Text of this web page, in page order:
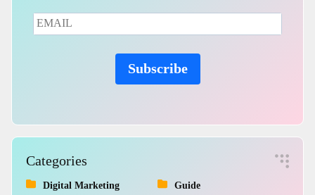
Subscribe
Categories
Digital Marketing
Guide